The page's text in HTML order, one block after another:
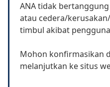
ANA tidak
atau cedera/
timbul akibat
Mohon konfirmasikan
melanjutkan ke situs